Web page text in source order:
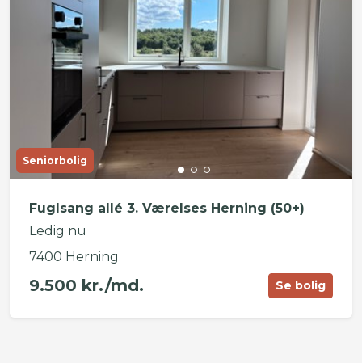
Seniorbolig
Fuglsang allé 3. Værelses Herning (50+)
Ledig nu
7400 Herning
9.500 kr./md. Se bolig